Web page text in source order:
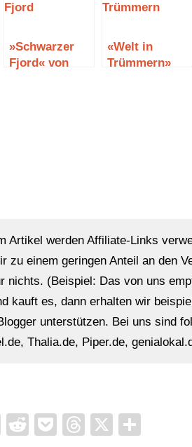
»Schwarzer
Fjord« von
«Welt in
Trümmern»
Artikel werden Affiliate-Links
zu einem geringen Anteil an den
nichts. (Beispiel: Das von uns
kauft es, dann erhalten wir
unterstützen. Bei uns sind
Thalia.de, Piper.de,
Tumblr
RedditPocketThreads
X